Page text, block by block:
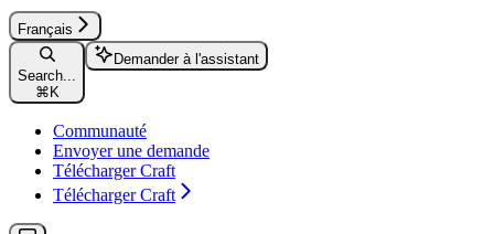
Français
Search...
⌘ K
Demander à l'assistant
Communauté
Envoyer une demande
Télécharger Craft
Télécharger Craft